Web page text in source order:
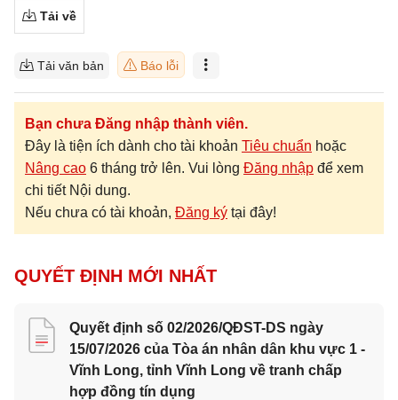
Tải về
Tải văn bản Báo lỗi
Bạn chưa Đăng nhập thành viên.
Đây là tiện ích dành cho tài khoản Tiêu chuẩn hoặc
Nâng cao 6 tháng trở lên. Vui lòng Đăng nhập để xem
chi tiết Nội dung.
Nếu chưa có tài khoản, Đăng ký tại đây!
QUYẾT ĐỊNH MỚI NHẤT
Quyết định số 02/2026/QĐST-DS ngày
15/07/2026 của Tòa án nhân dân khu vực 1 -
Vĩnh Long, tỉnh Vĩnh Long về tranh chấp
hợp đồng tín dụng